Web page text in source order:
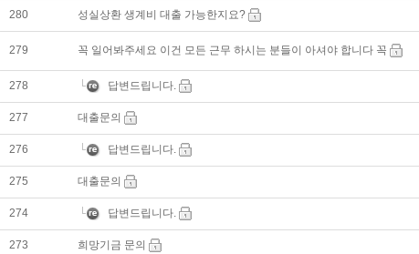
280 성실상환 생계비 대출 가능한지요?
279 꼭 일어봐주세요 이건 모든 근무 하시는 분들이 아셔야 합니다 꼭
278 답변드립니다.
277 대출문의
276 답변드립니다.
275 대출문의
274 답변드립니다.
273 희망기금 문의